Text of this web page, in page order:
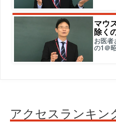
マウ
除く
お医者
の1＠
アクセスランキン